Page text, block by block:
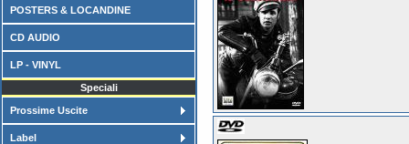
POSTERS & LOCANDINE
CD AUDIO
LP - VINYL
Speciali
Prossime Uscite
Label